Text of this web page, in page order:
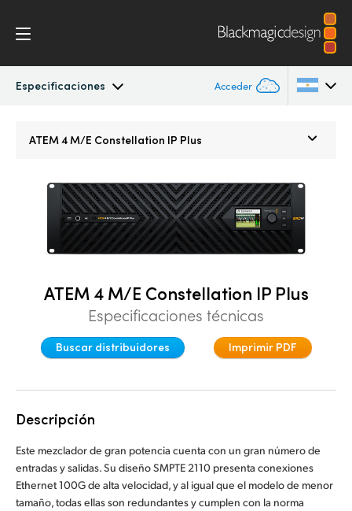
Especificaciones Acceder
Ajustes 2110
Paneles
Control de cámaras
Austria
Brazil
China
Hong Kong SAR, China
India
ATEM 4 M/E Constellation IP Plus
ATEM 4 M/E Constellation IP Plus
Especificaciones técnicas
Buscar distribuidores Imprimir PDF
Descripción
Este mezclador de gran potencia cuenta con un gran número de
entradas y salidas. Su diseño SMPTE 2110 presenta conexiones
Ethernet 100G de alta velocidad, y al igual que el modelo de menor
tamaño, todas ellas son redundantes y cumplen con la norma